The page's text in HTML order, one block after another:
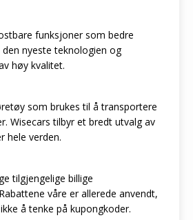
funksjoner som bedre
nyeste teknologien og
høy kvalitet.
som brukes til å transportere
Wisecars tilbyr et bredt utvalg av
hele verden.
tilgjengelige billige
våre er allerede anvendt,
å tenke på kupongkoder.